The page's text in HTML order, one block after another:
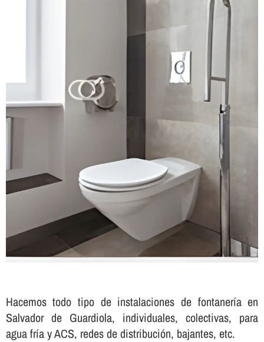
Hacemos todo tipo de instalaciones de fontanerí­a en
Salvador de Guardiola, individuales, colectivas, para
agua frí­a y ACS, redes de distribución, bajantes, etc.